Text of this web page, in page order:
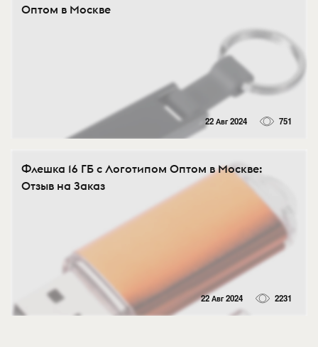
Оптом в Москве
22 Авг 2024 751
Флешка 16 ГБ с Логотипом Оптом в Москве:
Отзыв на Заказ
22 Авг 2024 2231